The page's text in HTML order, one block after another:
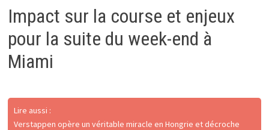
Impact sur la course et enjeux
pour la suite du week-end à
Miami
Lire aussi :
Verstappen opère un véritable miracle en Hongrie et décroche